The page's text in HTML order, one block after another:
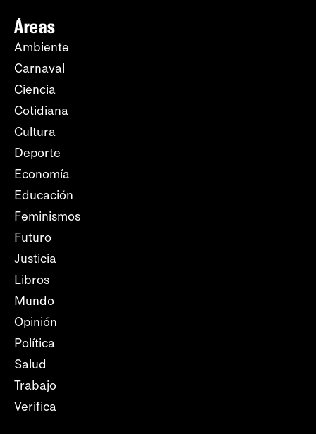
Áreas
Ambiente
Carnaval
Ciencia
Cotidiana
Cultura
Deporte
Economía
Educación
Feminismos
Futuro
Justicia
Libros
Mundo
Opinión
Política
Salud
Trabajo
Verifica